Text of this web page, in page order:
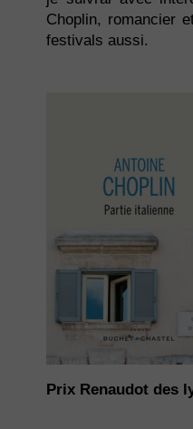
Choplin, romancier
festivals aussi.
Prix Renaudot des